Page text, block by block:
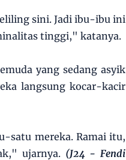
sini. Jadi ibu-ibu ini
tinggi," katanya.
yang sedang asyik
langsung kocar-kacir
satu mereka. Ramai itu,
ujarnya. (J24 - Fendi